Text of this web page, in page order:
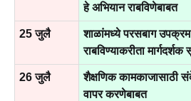
हे अभियान राबविणेबाबत
25 जुलै
शाळांमध्ये परसबाग उपक्रम
राबविण्याकरीता मार्गदर्शक
26 जुलै
शैक्षणिक कामकाजासाठी
वापर करणेबाबत